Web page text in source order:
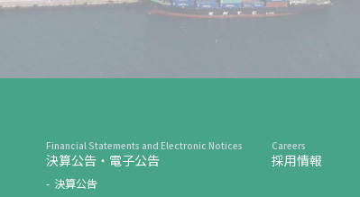
決算公告・電子公告
決算公告
採用情報